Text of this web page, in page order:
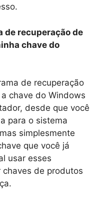
de recuperação de
chave do
de recuperação
chave do Windows
desde que você
para o sistema
simplesmente
que você já
usar esses
chaves de produtos